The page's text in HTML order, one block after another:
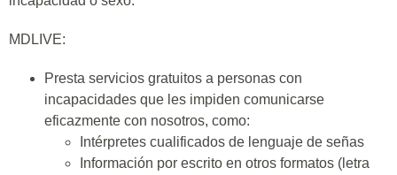
MDLIVE:
Presta servicios gratuitos a personas con
incapacidades que les impiden comunicarse
eficazmente con nosotros, como:
Intérpretes cualificados de lenguaje de señas
Información por escrito en otros formatos (letra